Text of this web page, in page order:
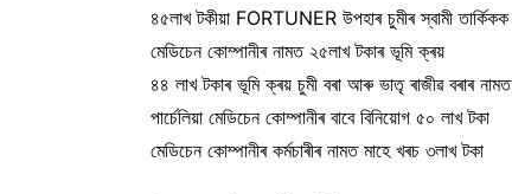
৪৫লাখ টকীয়া FORTUNER উপহাৰ চুমীৰ স্বামী তাৰ্কিকক
মেডিচেন কোম্পানীৰ নামত ২৫লাখ টকাৰ ভূমি ক্ৰয়
৪৪ লাখ টকাৰ ভূমি ক্ৰয় চুমী বৰা আৰু ভাতৃ ৰাজীৱ বৰাৰ নামত
পাৰ্চেলিয়া মেডিচেন কোম্পানীৰ বাবে বিনিয়োগ ৫০ লাখ টকা
মেডিচেন কোম্পানীৰ কৰ্মচাৰীৰ নামত মাহে খৰচ ৩লাখ টকা